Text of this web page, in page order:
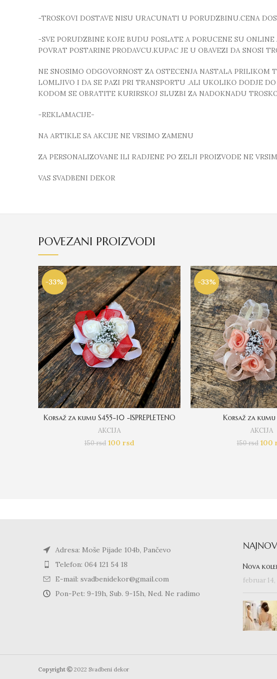
-TROSKOVI DOSTAVE NISU URACUNATI U PORUDZBINU.CENA
-SVE PORUDZBINE KOJE BUDU POSLATE A PORUCENE SU
POVRAT POSTARINE PRODAVCU.KUPAC JE U OBAVEZI DA SNOSI
NE SNOSIMO ODGOVORNOST ZA OSTECENJA NASTALA PRILIKOM
LOMLJIVO I DA SE PAZI PRI TRANSPORTU .ALI UKOLIKO DODJE
KODOM SE OBRATITE KURIRSKOJ SLUZBI ZA NADOKNADU
-REKLAMACIJE-
NA ARTIKLE SA AKCIJE NE VRSIMO ZAMENU
ZA PERSONALIZOVANE ILI RADJENE PO ZELJI PROIZVODE NE
VAS SVADBENI DEKOR
POVEZANI PROIZVODI
-33%
Korsaž za kumu S455-10 -ISPREPLETENO
AKCIJA
150rsd 100 rsd
-33%
Korsaž za kumu
AKCIJA
150rsd 100
Adresa: Moše Pijade 104b, Pančevo
Telefon: 064 121 54 18
E-mail: svadbenidekor@gmail.com
Pon-Pet: 9-19h, Sub. 9-15h, Ned. Ne radimo
Nova
februar 14,
Copyright 2022 Svadbeni dekor